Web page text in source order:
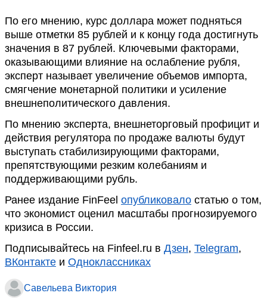
По его мнению, курс доллара может подняться
выше отметки 85 рублей и к концу года достигнуть
значения в 87 рублей. Ключевыми факторами,
оказывающими влияние на ослабление рубля,
эксперт называет увеличение объемов импорта,
смягчение монетарной политики и усиление
внешнеполитического давления.
По мнению эксперта, внешнеторговый профицит и
действия регулятора по продаже валюты будут
выступать стабилизирующими факторами,
препятствующими резким колебаниям и
поддерживающими рубль.
Ранее издание FinFeel опубликовало статью о том,
что экономист оценил масштабы прогнозируемого
кризиса в России.
Подписывайтесь на Finfeel.ru в Дзен, Telegram,
ВКонтакте и Одноклассниках
Савельева Виктория